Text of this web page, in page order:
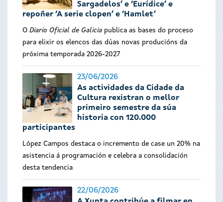
Sargadelos’ e ‘Eurídice’ e
repoñer ‘A serie clopen’ e ‘Hamlet’
O Diario Oficial de Galicia publica as bases do proceso
para elixir os elencos das dúas novas producións da
próxima temporada 2026-2027
23/06/2026
As actividades da Cidade da
Cultura rexistran o mellor
primeiro semestre da súa
historia con 120.000
participantes
López Campos destaca o incremento de case un 20% na
asistencia á programación e celebra a consolidación
desta tendencia
22/06/2026